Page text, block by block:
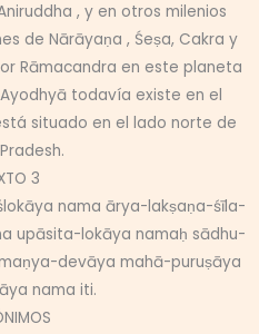
, y en otros milenios
de Nārāyaṇa , Śeṣa, Cakra y
Rāmacandra en este planeta
todavía existe en el
situado en el lado norte de
3
nama ārya-lakṣaṇa-śīla-
upāsita-lokāya namaḥ sādhu-
devāya mahā-puruṣāya
nama iti.